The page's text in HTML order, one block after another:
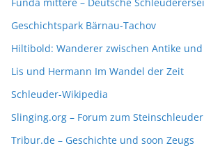
Geschichtspark Bärnau-Tachov
Hiltibold: Wanderer zwischen Antike
Lis und Hermann Im Wandel der Zeit
Schleuder-Wikipedia
Slinging.org – Forum zum
Tribur.de – Geschichte und soon Zeugs